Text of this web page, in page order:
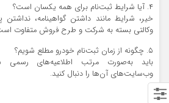
۴. آیا شرایط ثبت‌نام برای همه یکسان است؟
خیر، شرایط مانند داشتن گواهینامه،
وکالتی بسته به شرکت و طرح فروش متفاوت
۵. چگونه از زمان ثبت‌نام خودرو مطلع شویم؟
باید به‌صورت مرتب اطلاعیه‌های
وب‌سایت‌های آن‌ها را دنبال کنید.